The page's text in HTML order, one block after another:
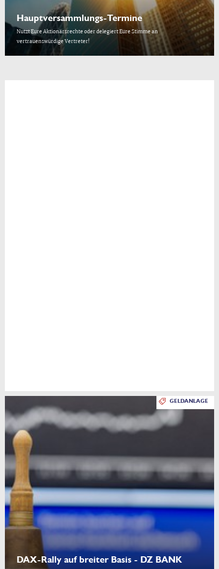
Hauptversammlungs-Termine
Nutzt Eure Aktionärsrechte oder delegiert Eure Stimme an
vertrauenswürdige Vertreter!
GELDANLAGE
DAX-Rally auf breiter Basis - DZ BANK